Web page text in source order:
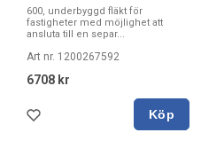
600, underbyggd fläkt för
fastigheter med möjlighet att
ansluta till en separ...
Art nr. 1200267592
6708 kr
Köp